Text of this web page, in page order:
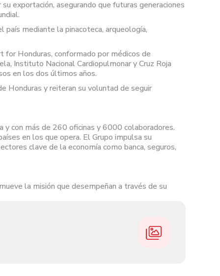
exportación, asegurando que futuras generaciones
mediante la pinacoteca, arqueología,
for Honduras, conformado por médicos de
Instituto Nacional Cardiopulmonar y Cruz Roja
en los dos últimos años.
Honduras y reiteran su voluntad de seguir
y con más de 260 oficinas y 6000 colaboradores.
en los que opera. El Grupo impulsa su
clave de la economía como banca, seguros,
la misión que desempeñan a través de su